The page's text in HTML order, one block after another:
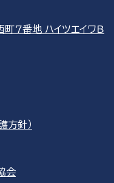
7番地 ハイツエイワB
方針）
会